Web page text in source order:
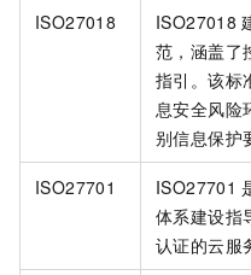
ISO27018 ISO27018
范，涵盖了
指引。该标
息安全风险
别信息保护
ISO27701 ISO27701
体系建设指
认证的云服